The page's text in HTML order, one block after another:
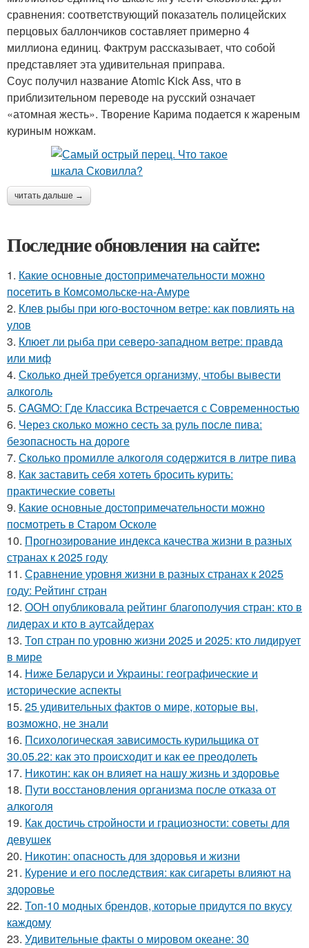
сравнения: соответствующий показатель полицейских
перцовых баллончиков составляет примерно 4
миллиона единиц. Фактрум рассказывает, что собой
представляет эта удивительная приправа.
Соус получил название Atomic Kick Ass, что в
приблизительном переводе на русский означает
«атомная жесть». Творение Карима подается к жареным
куриным ножкам.
читать дальше →
Последние обновления на сайте:
1. Какие основные достопримечательности можно
посетить в Комсомольске-на-Амуре
2. Клев рыбы при юго-восточном ветре: как повлиять на
улов
3. Клюет ли рыба при северо-западном ветре: правда
или миф
4. Сколько дней требуется организму, чтобы вывести
алкоголь
5. CAGMO: Где Классика Встречается с Современностью
6. Через сколько можно сесть за руль после пива:
безопасность на дороге
7. Сколько промилле алкоголя содержится в литре пива
8. Как заставить себя хотеть бросить курить:
практические советы
9. Какие основные достопримечательности можно
посмотреть в Старом Осколе
10. Прогнозирование индекса качества жизни в разных
странах к 2025 году
11. Сравнение уровня жизни в разных странах к 2025
году: Рейтинг стран
12. ООН опубликовала рейтинг благополучия стран: кто в
лидерах и кто в аутсайдерах
13. Топ стран по уровню жизни 2025 и 2025: кто лидирует
в мире
14. Ниже Беларуси и Украины: географические и
исторические аспекты
15. 25 удивительных фактов о мире, которые вы,
возможно, не знали
16. Психологическая зависимость курильщика от
30.05.22: как это происходит и как ее преодолеть
17. Никотин: как он влияет на нашу жизнь и здоровье
18. Пути восстановления организма после отказа от
алкоголя
19. Как достичь стройности и грациозности: советы для
девушек
20. Никотин: опасность для здоровья и жизни
21. Курение и его последствия: как сигареты влияют на
здоровье
22. Топ-10 модных брендов, которые придутся по вкусу
каждому
23. Удивительные факты о мировом океане: 30